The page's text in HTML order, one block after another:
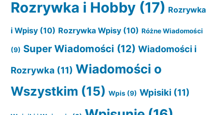
Rozrywka i Hobby (17) Rozrywka
i Wpisy (10) Rozrywka Wpisy (10) Różne Wiadomości
(9) Super Wiadomości (12) Wiadomości i
Rozrywka (11) Wiadomości o
Wszystkim (15) Wpis (9) Wpisiki (11)